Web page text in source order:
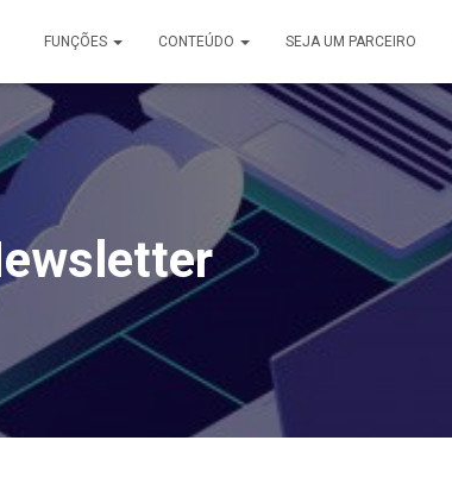
FUNÇÕES CONTEÚDO SEJA UM PARCEIRO